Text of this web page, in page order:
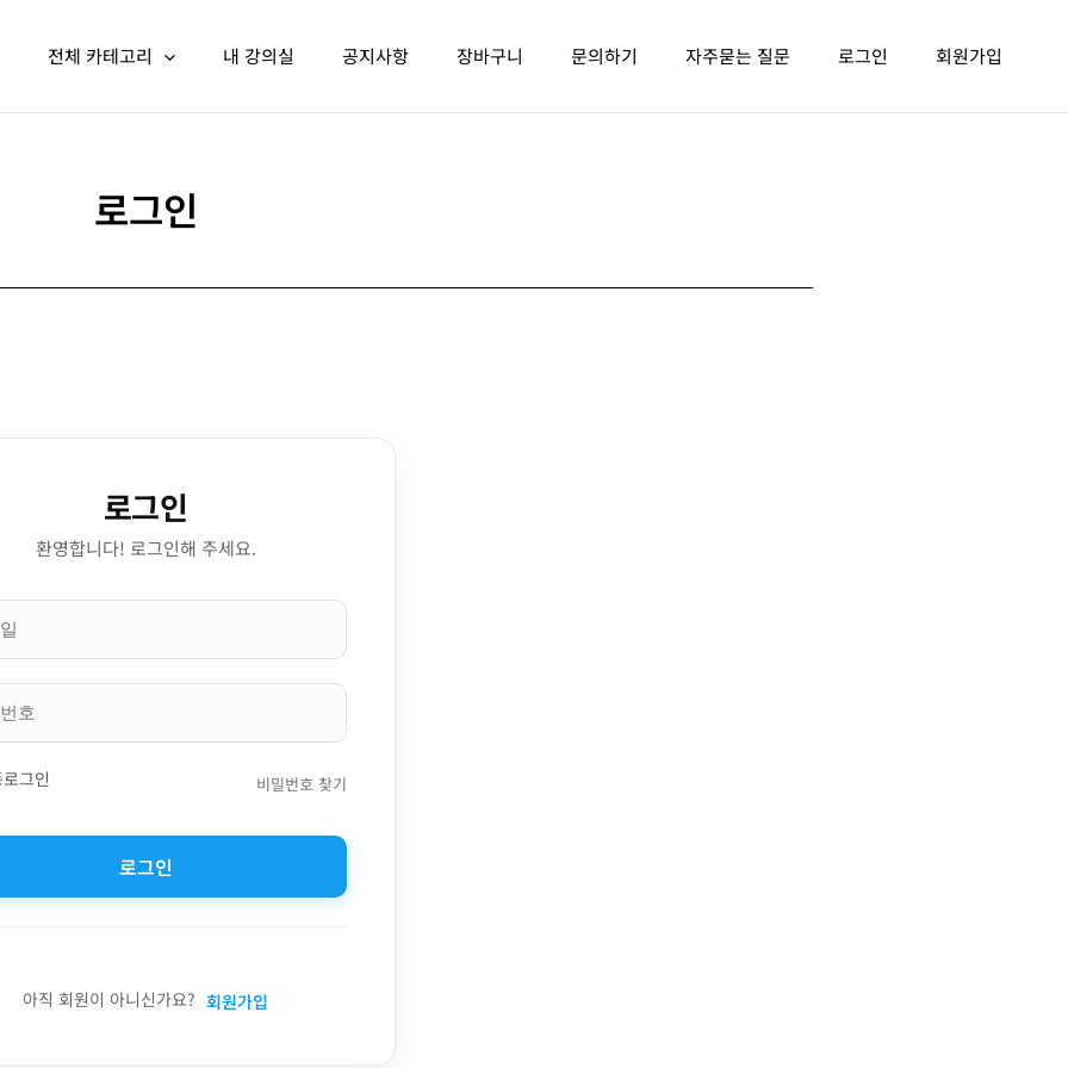
전체 카테고리 내 강의실 공지사항 장바구니 문의하기 자주묻는 질문 로그인 회원가입
로그인
로그인
환영합니다! 로그인해 주세요.
그인 비밀번호 찾기
로그인
아직 회원이 아니신가요? 회원가입